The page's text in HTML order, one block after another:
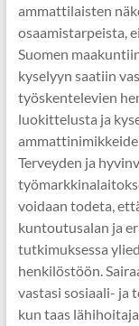
ammattilaisten
osaamistarpeista,
Suomen
kyselyyn saatiin
työskentelevien
luokittelusta ja
Terveyden ja
voidaan todeta,
kuntoutusalan ja
tutkimuksessa
henkilöstöön.
vastasi sosiaali- ja
kun taas